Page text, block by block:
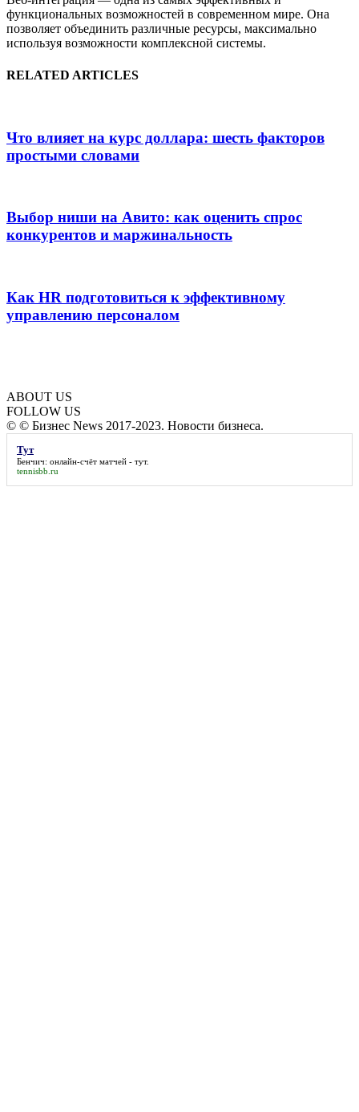
функциональных возможностей в современном мире. Она
позволяет объединить различные ресурсы, максимально
используя возможности комплексной системы.
RELATED ARTICLES
Что влияет на курс доллара: шесть факторов
простыми словами
Выбор ниши на Авито: как оценить спрос
конкурентов и маржинальность
Как HR подготовиться к эффективному
управлению персоналом
ABOUT US
FOLLOW US
© © Бизнес News 2017-2023. Новости бизнеса.
Тут
Бенчич: онлайн-счёт матчей - тут.
tennisbb.ru